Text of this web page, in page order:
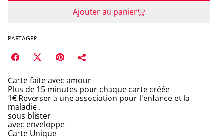
Ajouter au panier
PARTAGER
Carte faite avec amour
Plus de 15 minutes pour chaque carte créée
1€ Reverser a une association pour l'enfance et la
maladie .
sous blister
avec enveloppe
Carte Unique